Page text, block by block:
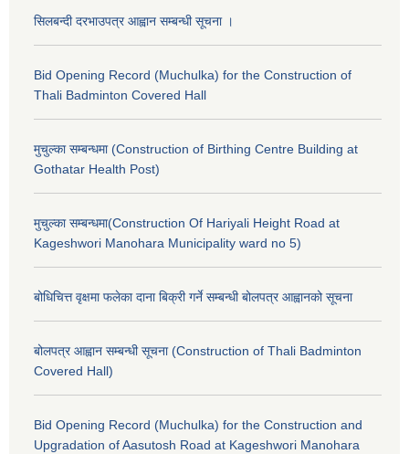
सिलबन्दी दरभाउपत्र आह्वान सम्बन्धी सूचना ।
Bid Opening Record (Muchulka) for the Construction of
Thali Badminton Covered Hall
मुचुल्का सम्बन्धमा (Construction of Birthing Centre Building at
Gothatar Health Post)
मुचुल्का सम्बन्धमा(Construction Of Hariyali Height Road at
Kageshwori Manohara Municipality ward no 5)
बोधिचित्त वृक्षमा फलेका दाना बिक्री गर्ने सम्बन्धी बोलपत्र आह्वानको सूचना
बोलपत्र आह्वान सम्बन्धी सूचना (Construction of Thali Badminton
Covered Hall)
Bid Opening Record (Muchulka) for the Construction and
Upgradation of Aasutosh Road at Kageshwori Manohara